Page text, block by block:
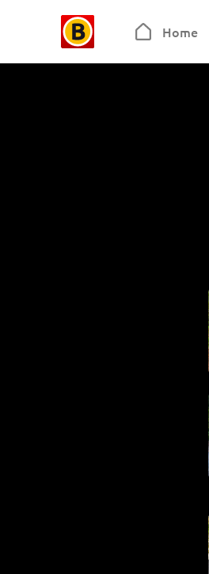
Home